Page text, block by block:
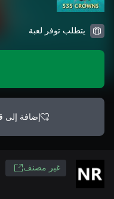
يتطلب توفر لعبة
إضافة إلى
غير مصنف